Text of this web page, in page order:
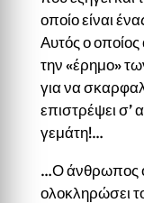
οποίο είναι
Αυτός ο
την «έρημο»
για να
επιστρέψει σ’
γεμάτη!…
…Ο άνθρωπος
ολοκληρώσει